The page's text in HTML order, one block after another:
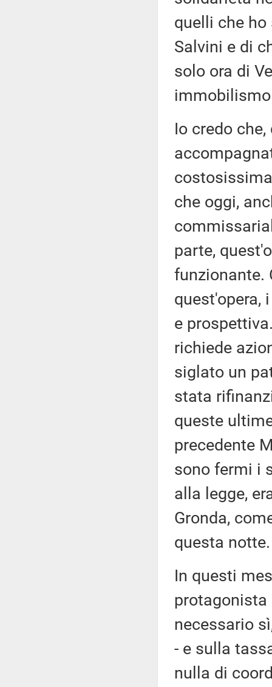
quelli che
Salvini e di
solo ora di
Io credo
che oggi,
parte,
funzionante.
quest'opera,
e
richiede
siglato un
stata
queste
precedente
sono fermi i
alla legge,
Gronda,
questa notte.
In questi
protagonista
necessario
- e sulla
nulla di